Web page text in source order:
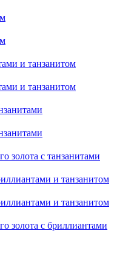
и танзанитом
и танзанитом
золота с танзанитами
и танзанитом
и танзанитом
золота с бриллиантами